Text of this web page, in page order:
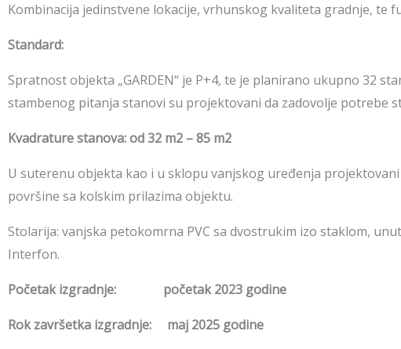
Kombinacija jedinstvene lokacije, vrhunskog kvaliteta gradnje,
Standard:
Spratnost objekta „GARDEN“ je P+4, te je planirano ukupno 32
stambenog pitanja stanovi su projektovani da zadovolje potrebe
Kvadrature stanova: od 32 m2 – 85 m2
U suterenu objekta kao i u sklopu vanjskog uređenja
površine sa kolskim prilazima objektu.
Stolarija: vanjska petokomrna PVC sa dvostrukim izo staklom,
Interfon.
Početak izgradnje: početak 2023 godine
Rok završetka izgradnje: maj 2025 godine